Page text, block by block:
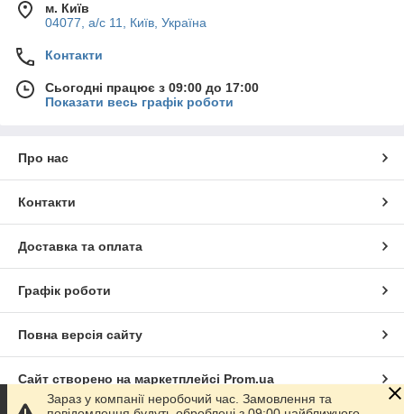
м. Київ
04077, а/с 11, Київ, Україна
Контакти
Сьогодні працює з 09:00 до 17:00
Показати весь графік роботи
Про нас
Контакти
Доставка та оплата
Графік роботи
Повна версія сайту
Сайт створено на маркетплейсі Prom.ua
Зараз у компанії неробочий час. Замовлення та